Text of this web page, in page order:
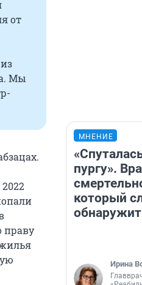
от
Мы
праву
МНЕНИЕ
пургу».
который
Ирина